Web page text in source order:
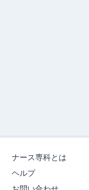
ナース専科とは
ヘルプ